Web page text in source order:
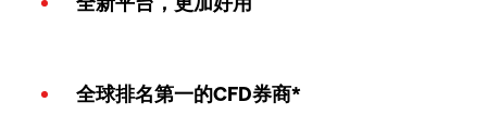
全球排名第一的CFD券商*